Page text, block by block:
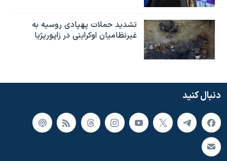
تشدید حملات پهپادی روسیه به
غیرنظامیان اوکراینی در زاپوریژیا
دنبال کنید